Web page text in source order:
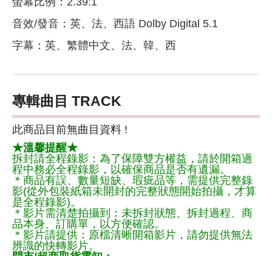
音效/發音：英、法、西語 Dolby Digital 5.1
字幕：英、繁體中文、法、韓、西
專輯曲目 TRACK
此商品目前無曲目資料 !
★溫馨提醒★
拆封請全程錄影：為了保障雙方權益，請於開箱過
程中務必全程錄影，以確保商品是否有遺漏。
＊商品有誤、數量短缺、瑕疵品等，需提供完整錄
影(從外包裝紙箱未開封的完整狀態開始拍攝，才算
是全程錄影)。
＊影片需清楚拍攝到：未拆封狀態、拆封過程、商
品本身、訂購單，以方便確認。
＊影片請提供：原檔清晰開箱影片，請勿提供無法
辨識的快轉影片。